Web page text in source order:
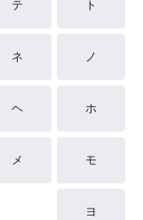
テ ト
ネ ノ
ヘ ホ
メ モ
ヨ